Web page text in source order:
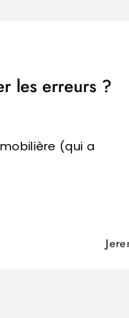
les erreurs ?
(qui a